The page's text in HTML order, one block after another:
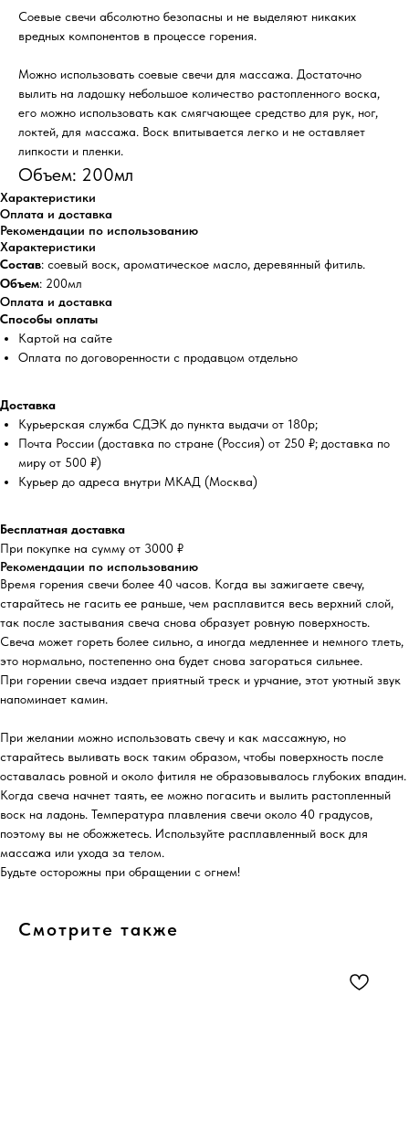
Соевые свечи абсолютно безопасны и не выделяют никаких
вредных компонентов в процессе горения.
Можно использовать соевые свечи для массажа. Достаточно
вылить на ладошку небольшое количество растопленного воска,
его можно использовать как смягчающее средство для рук, ног,
локтей, для массажа. Воск впитывается легко и не оставляет
липкости и пленки.
Объем: 200мл
Характеристики
Оплата и доставка
Рекомендации по использованию
Характеристики
Состав: соевый воск, ароматическое масло, деревянный фитиль.
Объем: 200мл
Оплата и доставка
Способы оплаты
Картой на сайте
Оплата по договоренности с продавцом отдельно
Доставка
Курьерская служба СДЭК до пункта выдачи от 180р;
Почта России (доставка по стране (Россия) от 250 ₽; доставка по
миру от 500 ₽)
Курьер до адреса внутри МКАД (Москва)
Бесплатная доставка
При покупке на сумму от 3000 ₽
Рекомендации по использованию
Время горения свечи более 40 часов. Когда вы зажигаете свечу,
старайтесь не гасить ее раньше, чем расплавится весь верхний слой,
так после застывания свеча снова образует ровную поверхность.
Свеча может гореть более сильно, а иногда медленнее и немного тлеть,
это нормально, постепенно она будет снова загораться сильнее.
При горении свеча издает приятный треск и урчание, этот уютный звук
напоминает камин.
При желании можно использовать свечу и как массажную, но
старайтесь выливать воск таким образом, чтобы поверхность после
оставалась ровной и около фитиля не образовывалось глубоких впадин.
Когда свеча начнет таять, ее можно погасить и вылить растопленный
воск на ладонь. Температура плавления свечи около 40 градусов,
поэтому вы не обожжетесь. Используйте расплавленный воск для
массажа или ухода за телом.
Будьте осторожны при обращении с огнем!
Смотрите также